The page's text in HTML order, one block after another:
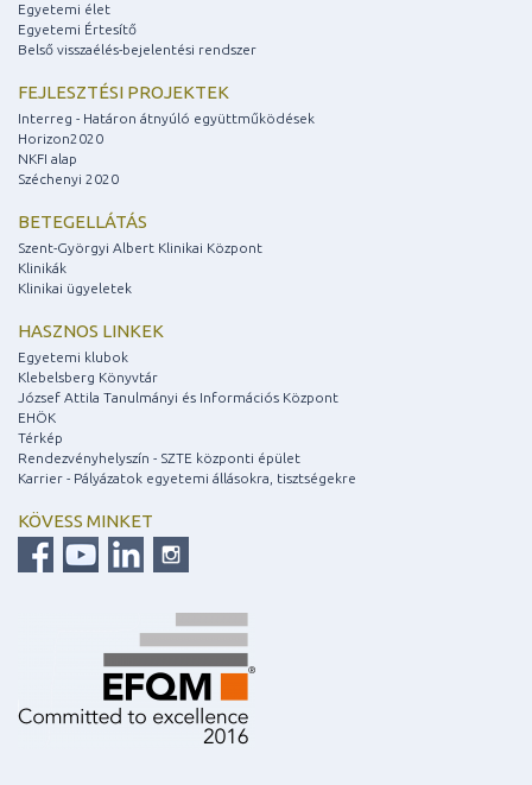
Egyetemi élet
Egyetemi Értesítő
Belső visszaélés-bejelentési rendszer
FEJLESZTÉSI PROJEKTEK
Interreg - Határon átnyúló együttműködések
Horizon2020
NKFI alap
Széchenyi 2020
BETEGELLÁTÁS
Szent-Györgyi Albert Klinikai Központ
Klinikák
Klinikai ügyeletek
HASZNOS LINKEK
Egyetemi klubok
Klebelsberg Könyvtár
József Attila Tanulmányi és Információs Központ
EHÖK
Térkép
Rendezvényhelyszín - SZTE központi épület
Karrier - Pályázatok egyetemi állásokra, tisztségekre
KÖVESS MINKET